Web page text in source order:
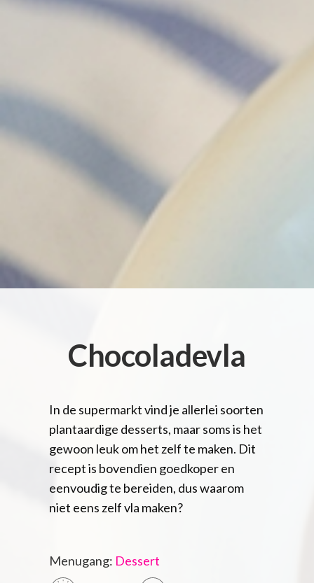
Chocoladevla
In de supermarkt vind je allerlei soorten
plantaardige desserts, maar soms is het
gewoon leuk om het zelf te maken. Dit
recept is bovendien goedkoper en
eenvoudig te bereiden, dus waarom
niet eens zelf vla maken?
Menugang: Dessert